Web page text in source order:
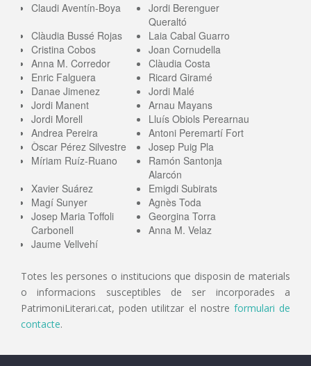
Claudi Aventín-Boya
Jordi Berenguer
Queraltó
Clàudia Bussé Rojas
Laia Cabal Guarro
Cristina Cobos
Joan Cornudella
Anna M. Corredor
Clàudia Costa
Enric Falguera
Ricard Giramé
Danae Jimenez
Jordi Malé
Jordi Manent
Arnau Mayans
Jordi Morell
Lluís Obiols Perearnau
Andrea Pereira
Antoni Peremartí Fort
Òscar Pérez Silvestre
Josep Puig Pla
Míriam Ruíz-Ruano
Ramón Santonja
Alarcón
Xavier Suárez
Emigdi Subirats
Magí Sunyer
Agnès Toda
Josep Maria Toffoli
Carbonell
Georgina Torra
Anna M. Velaz
Jaume Vellvehí
Totes les persones o institucions que disposin de materials
o informacions susceptibles de ser incorporades a
PatrimoniLiterari.cat, poden utilitzar el nostre formulari de
contacte.